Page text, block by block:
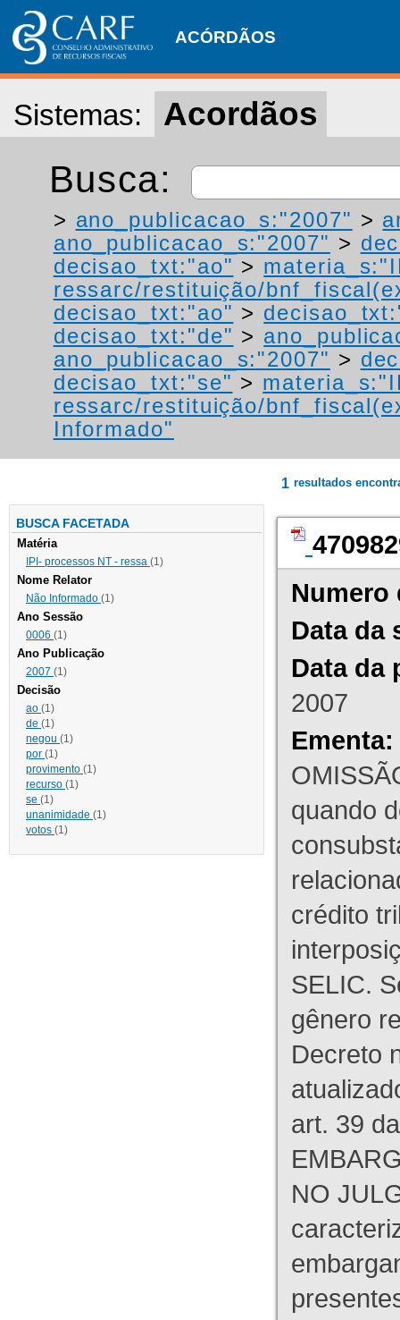
ACÓRDÃOS
Sistemas: Acordãos
Busca:
> ano_publicacao_s:"2007" >
ano_publicacao_s:"2007" >
decisao_txt:"ao" >
ressarc/restituição/
decisao_txt:"ao" >
decisao_txt:"de" >
ano_publicacao_s:"2007" >
decisao_txt:"se" >
ressarc/restituição/
Informado"
BUSCA FACETADA
Matéria
IPI- processos NT - ressa (1)
Nome Relator
Não Informado (1)
Ano Sessão
0006 (1)
Ano Publicação
2007 (1)
Decisão
ao (1)
de (1)
negou (1)
por (1)
provimento (1)
recurso (1)
se (1)
unanimidade (1)
votos (1)
1 resultados
Numero
Data da
Data da
2007
Ementa:
quando
crédito
SELIC.
gênero
Decreto
art. 39
NO